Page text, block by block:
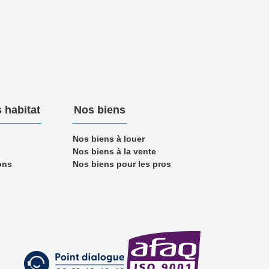
habitat Nos biens
Nos biens à louer
Nos biens à la vente
Nos biens pour les pros